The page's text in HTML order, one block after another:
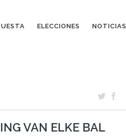
ELECCIONES NOTICIAS
VAN ELKE BAL